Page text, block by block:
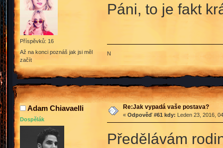
Příspěvků: 16
Až na konci poznáš jak jsi měl
začít
Páni, to je fakt
N
Adam Chiavaelli
Dospělák
Re:Jak vypadá vaše postava?
« Odpověď #61 kdy: Leden 23, 2016,
Předělávám